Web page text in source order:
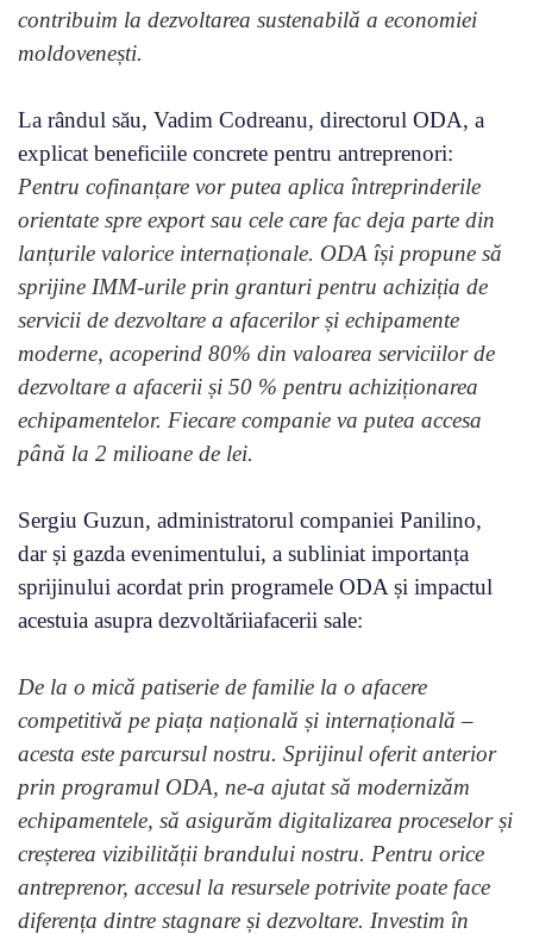
contribuim la dezvoltarea sustenabilă a economiei
moldovenești.
La rândul său, Vadim Codreanu, directorul ODA, a
explicat beneficiile concrete pentru antreprenori:
Pentru cofinanțare vor putea aplica întreprinderile
orientate spre export sau cele care fac deja parte din
lanțurile valorice internaționale. ODA își propune să
sprijine IMM-urile prin granturi pentru achiziția de
servicii de dezvoltare a afacerilor și echipamente
moderne, acoperind 80% din valoarea serviciilor de
dezvoltare a afacerii și 50 % pentru achiziționarea
echipamentelor. Fiecare companie va putea accesa
până la 2 milioane de lei.
Sergiu Guzun, administratorul companiei Panilino,
dar și gazda evenimentului, a subliniat importanța
sprijinului acordat prin programele ODA și impactul
acestuia asupra dezvoltăriiafacerii sale:
De la o mică patiserie de familie la o afacere
competitivă pe piața națională și internațională –
acesta este parcursul nostru. Sprijinul oferit anterior
prin programul ODA, ne-a ajutat să modernizăm
echipamentele, să asigurăm digitalizarea proceselor și
creșterea vizibilității brandului nostru. Pentru orice
antreprenor, accesul la resursele potrivite poate face
diferența dintre stagnare și dezvoltare. Investim în